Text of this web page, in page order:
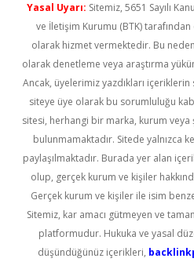
Yasal Uyarı: Sitemiz, 5651 Sayılı
ve İletişim Kurumu (BTK) tarafından
olarak hizmet vermektedir. Bu
olarak denetleme veya araştırma
Ancak, üyelerimiz yazdıkları
siteye üye olarak bu sorumluluğu
sitesi, herhangi bir marka, kurum veya
bulunmamaktadır. Sitede yalnızca
paylaşılmaktadır. Burada yer alan
olup, gerçek kurum ve kişiler
Gerçek kurum ve kişiler ile isim
Sitemiz, kar amacı gütmeyen ve
platformudur. Hukuka ve yasal
düşündüğünüz içerikleri,